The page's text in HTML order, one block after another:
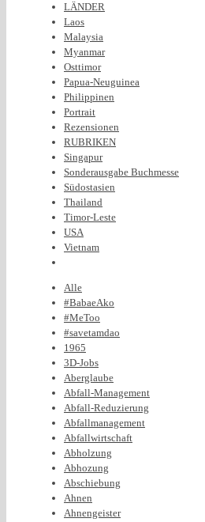
LÄNDER
Laos
Malaysia
Myanmar
Osttimor
Papua-Neuguinea
Philippinen
Portrait
Rezensionen
RUBRIKEN
Singapur
Sonderausgabe Buchmesse
Südostasien
Thailand
Timor-Leste
USA
Vietnam
Alle
#BabaeAko
#MeToo
#savetamdao
1965
3D-Jobs
Aberglaube
Abfall-Management
Abfall-Reduzierung
Abfallmanagement
Abfallwirtschaft
Abholzung
Abhozung
Abschiebung
Ahnen
Ahnengeister